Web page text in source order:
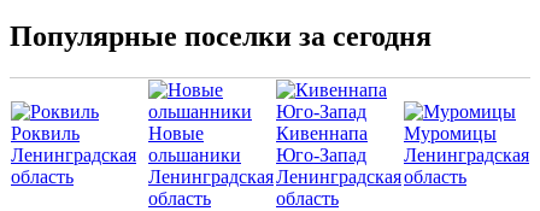
Популярные поселки за сегодня
Роквиль
Ленинградская
область
Новые
ольшаники
Ленинградская
область
Кивеннапа
Юго-Запад
Ленинградская
область
Муромицы
Ленинградская
область